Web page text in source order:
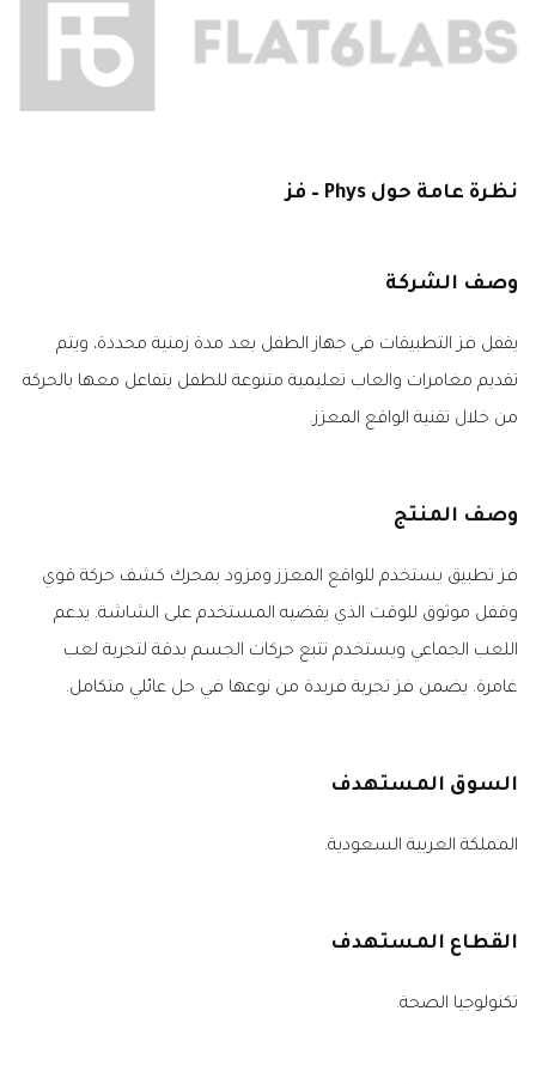
نظرة عامة حول Phys – فز
وصف الشركة
يقفل فز التطبيقات في جهاز الطفل بعد مدة زمنية محددة، ويتم
تقديم مغامرات والعاب تعليمية متنوعة للطفل يتفاعل معها بالحركة
من خلال تقنية الواقع المعزز.
وصف المنتج
فز تطبيق يستخدم للواقع المعزز ومزود بمحرك كشف حركة قوي
وقفل موثوق للوقت الذي يقضيه المستخدم على الشاشة. يدعم
اللعب الجماعي ويستخدم تتبع حركات الجسم بدقة لتجربة لعب
غامرة. يضمن فز تجربة فريدة من نوعها في حل عائلي متكامل.
السوق المستهدف
المملكة العربية السعودية.
القطاع المستهدف
تكنولوجيا الصحة.